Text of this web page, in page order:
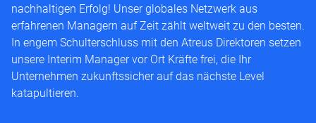
nachhaltigen Erfolg! Unser globales Netzwerk aus
erfahrenen Managern auf Zeit zählt weltweit zu den besten.
In engem Schulterschluss mit den Atreus Direktoren setzen
unsere Interim Manager vor Ort Kräfte frei, die Ihr
Unternehmen zukunftssicher auf das nächste Level
katapultieren.